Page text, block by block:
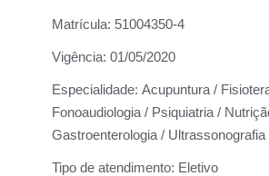
Matrícula: 51004350-4
Vigência: 01/05/2020
Especialidade: Acupuntura /
Fonoaudiologia / Psiquiatria /
Gastroenterologia / Ultrassonografia
Tipo de atendimento: Eletivo